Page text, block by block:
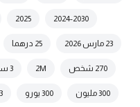
2024-2030
2025
23 مارس 2026 25 درهما
270 شخص 2M 3 سنوات
300 مليون 300 يورو 33